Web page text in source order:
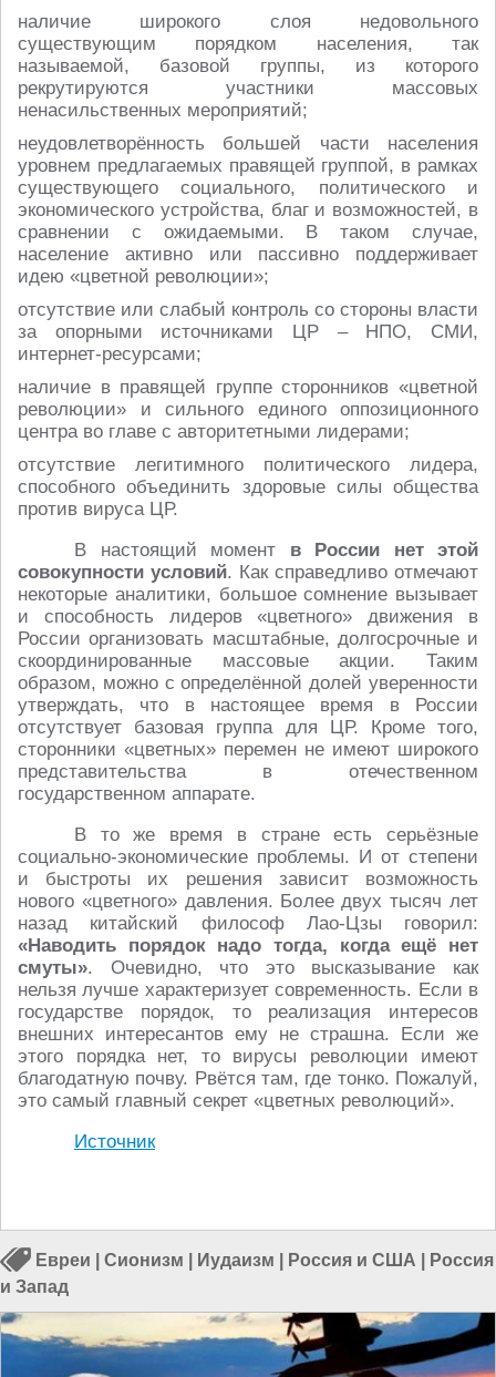
наличие широкого слоя недовольного
существующим порядком населения, так
называемой, базовой группы, из которого
рекрутируются участники массовых
ненасильственных мероприятий;
неудовлетворённость большей части населения
уровнем предлагаемых правящей группой, в рамках
существующего социального, политического и
экономического устройства, благ и возможностей, в
сравнении с ожидаемыми. В таком случае,
население активно или пассивно поддерживает
идею «цветной революции»;
отсутствие или слабый контроль со стороны власти
за опорными источниками ЦР – НПО, СМИ,
интернет-ресурсами;
наличие в правящей группе сторонников «цветной
революции» и сильного единого оппозиционного
центра во главе с авторитетными лидерами;
отсутствие легитимного политического лидера,
способного объединить здоровые силы общества
против вируса ЦР.
В настоящий момент в России нет этой
совокупности условий. Как справедливо отмечают
некоторые аналитики, большое сомнение вызывает
и способность лидеров «цветного» движения в
России организовать масштабные, долгосрочные и
скоординированные массовые акции. Таким
образом, можно с определённой долей уверенности
утверждать, что в настоящее время в России
отсутствует базовая группа для ЦР. Кроме того,
сторонники «цветных» перемен не имеют широкого
представительства в отечественном
государственном аппарате.
В то же время в стране есть серьёзные
социально-экономические проблемы. И от степени
и быстроты их решения зависит возможность
нового «цветного» давления. Более двух тысяч лет
назад китайский философ Лао-Цзы говорил:
«Наводить порядок надо тогда, когда ещё нет
смуты». Очевидно, что это высказывание как
нельзя лучше характеризует современность. Если в
государстве порядок, то реализация интересов
внешних интересантов ему не страшна. Если же
этого порядка нет, то вирусы революции имеют
благодатную почву. Рвётся там, где тонко. Пожалуй,
это самый главный секрет «цветных революций».
Источник
Евреи Сионизм Иудаизм Россия и США
Россия
и Запад